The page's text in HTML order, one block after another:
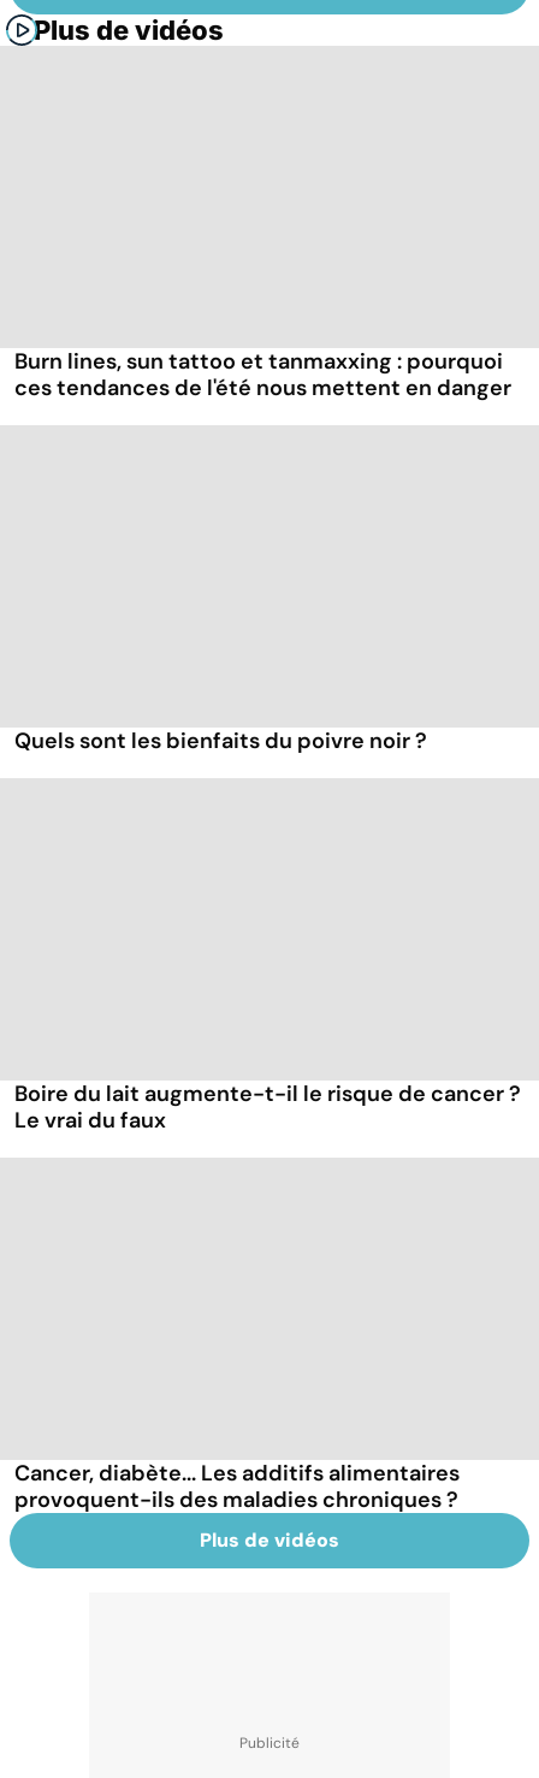
Plus de vidéos
Burn lines, sun tattoo et tanmaxxing : pourquoi
ces tendances de l'été nous mettent en danger
Quels sont les bienfaits du poivre noir ?
Boire du lait augmente-t-il le risque de cancer ?
Le vrai du faux
Cancer, diabète... Les additifs alimentaires
provoquent-ils des maladies chroniques ?
Plus de vidéos